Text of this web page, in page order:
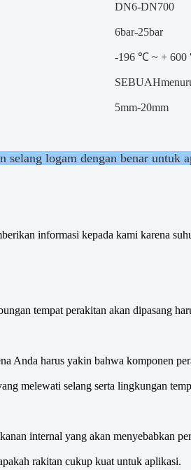
DN6-DN700
6bar-25bar
-196 ℃ ~ +
SEBUAH
5mm-20mm
selang logam dengan benar untuk
informasi kepada kami karena
tempat perakitan akan dipasang
Anda harus yakin bahwa komponen
melewati selang serta lingkungan
internal yang akan menyebabkan
rakitan cukup kuat untuk aplikasi.